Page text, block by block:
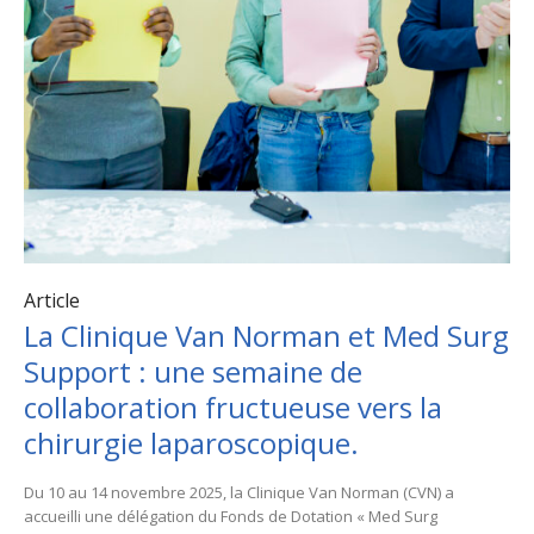
Article
La Clinique Van Norman et Med Surg
Support : une semaine de
collaboration fructueuse vers la
chirurgie laparoscopique.
Du 10 au 14 novembre 2025, la Clinique Van Norman (CVN) a
accueilli une délégation du Fonds de Dotation « Med Surg